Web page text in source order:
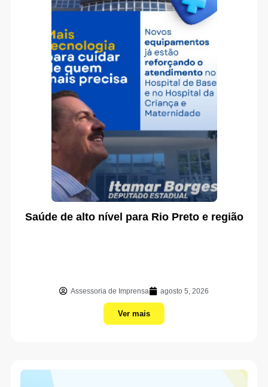
Saúde de alto nível para Rio Preto e região
Assessoria de Imprensa agosto 5, 2026
Ver mais